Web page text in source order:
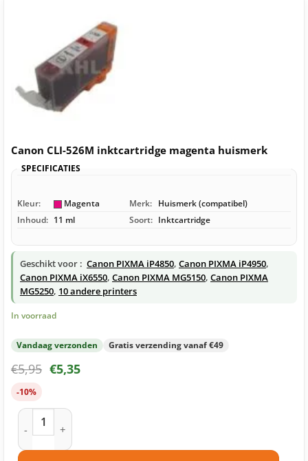
Canon CLI-526M inktcartridge magenta huismerk
SPECIFICATIES
Kleur: Magenta Merk: Huismerk (compatibel)
Inhoud: 11 ml Soort: Inktcartridge
Geschikt voor : Canon PIXMA iP4850, Canon PIXMA iP4950,
Canon PIXMA iX6550, Canon PIXMA MG5150, Canon PIXMA
MG5250, 10 andere printers
In voorraad
Vandaag verzonden Gratis verzending vanaf €49
€5,95 €5,35
-10%
Canon CLI-526M inktcartridge magenta huismerk aantal